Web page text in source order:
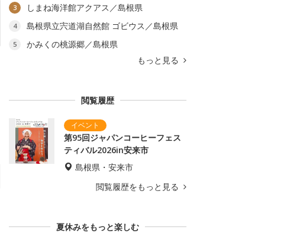
3 しまね海洋館アクアス／島根県
4 島根県立宍道湖自然館 ゴビウス／島根県
5
かみくの桃源郷／島根県
もっと見る
閲覧履歴
第95回ジャパンコーヒーフェス
ティバル2026in安来市
島根県・安来市
閲覧履歴をもっと見る
夏休みをもっと楽しむ